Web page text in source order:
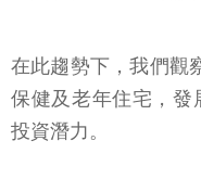
在此趨勢下，我們觀
保健及老年住宅，發
投資潛力。